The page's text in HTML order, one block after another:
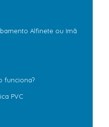
Alfinete ou Imã
funciona?
PVC